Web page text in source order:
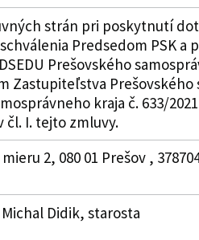
strán pri poskytnutí
Predsedom PSK
Prešovského
Prešovského
kraja č. 633/
čl. I. tejto zmluvy.
2, 080 01 Prešov ,
Michal Didik, starosta